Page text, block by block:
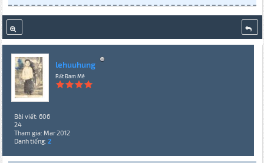
lehuuhung
Rất Đam Mê
Bài viết: 606
24
Tham gia: Mar 2012
Danh tiếng: 2